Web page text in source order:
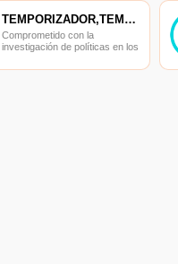
TEMPORIZADOR,TEMPORIZADOR
Comprometido con la
investigación de políticas en los
finanzas, las finanzas